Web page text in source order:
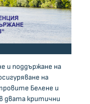
и поддържане на
на
Белене и
двата критични